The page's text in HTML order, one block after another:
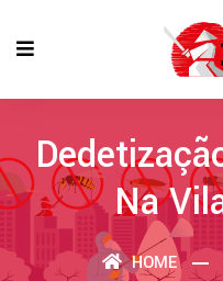
Na
HOME